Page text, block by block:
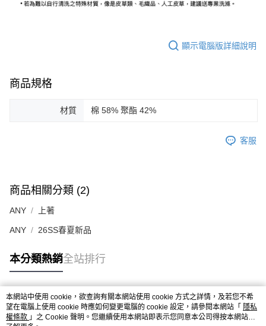
顯示電腦版詳細說明
商品規格
材質 棉 58% 聚酯 42%
客服
商品相關分類 (2)
ANY 上著
ANY 26SS春夏新品
本分類熱銷全站排行
熱門標籤
本網站中使用 cookie，欲查詢有關本網站使用 cookie 方式之詳情，及若您不希
望在電腦上使用 cookie 時應如何變更電腦的 cookie 設定，請參閱本網站「 隱私
權條款 」之 Cookie 聲明。您繼續使用本網站即表示您同意本公司得按本網站使